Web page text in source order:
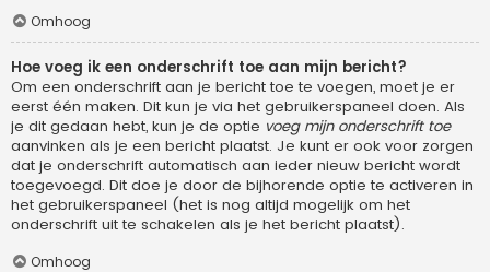
Omhoog
Hoe voeg ik een onderschrift toe aan mijn bericht?
Om een onderschrift aan je bericht toe te voegen, moet je er
eerst één maken. Dit kun je via het gebruikerspaneel doen. Als
je dit gedaan hebt, kun je de optie voeg mijn onderschrift toe
aanvinken als je een bericht plaatst. Je kunt er ook voor zorgen
dat je onderschrift automatisch aan ieder nieuw bericht wordt
toegevoegd. Dit doe je door de bijhorende optie te activeren in
het gebruikerspaneel (het is nog altijd mogelijk om het
onderschrift uit te schakelen als je het bericht plaatst).
Omhoog